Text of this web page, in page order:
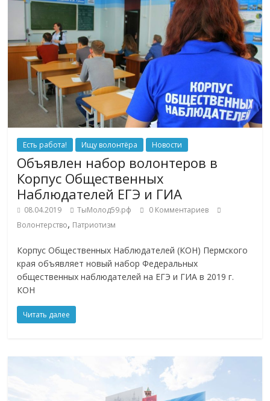
Есть работа! Ищу волонтёра Новости
Объявлен набор волонтеров в
Корпус Общественных
Наблюдателей ЕГЭ и ГИА
08.04.2019 ТыМолод59.рф
0 Комментариев
Волонтерство, Патриотизм
Корпус Общественных Наблюдателей (КОН) Пермского
края объявляет новый набор Федеральных
общественных наблюдателей на ЕГЭ и ГИА в 2019 г.
КОН
Читать далее